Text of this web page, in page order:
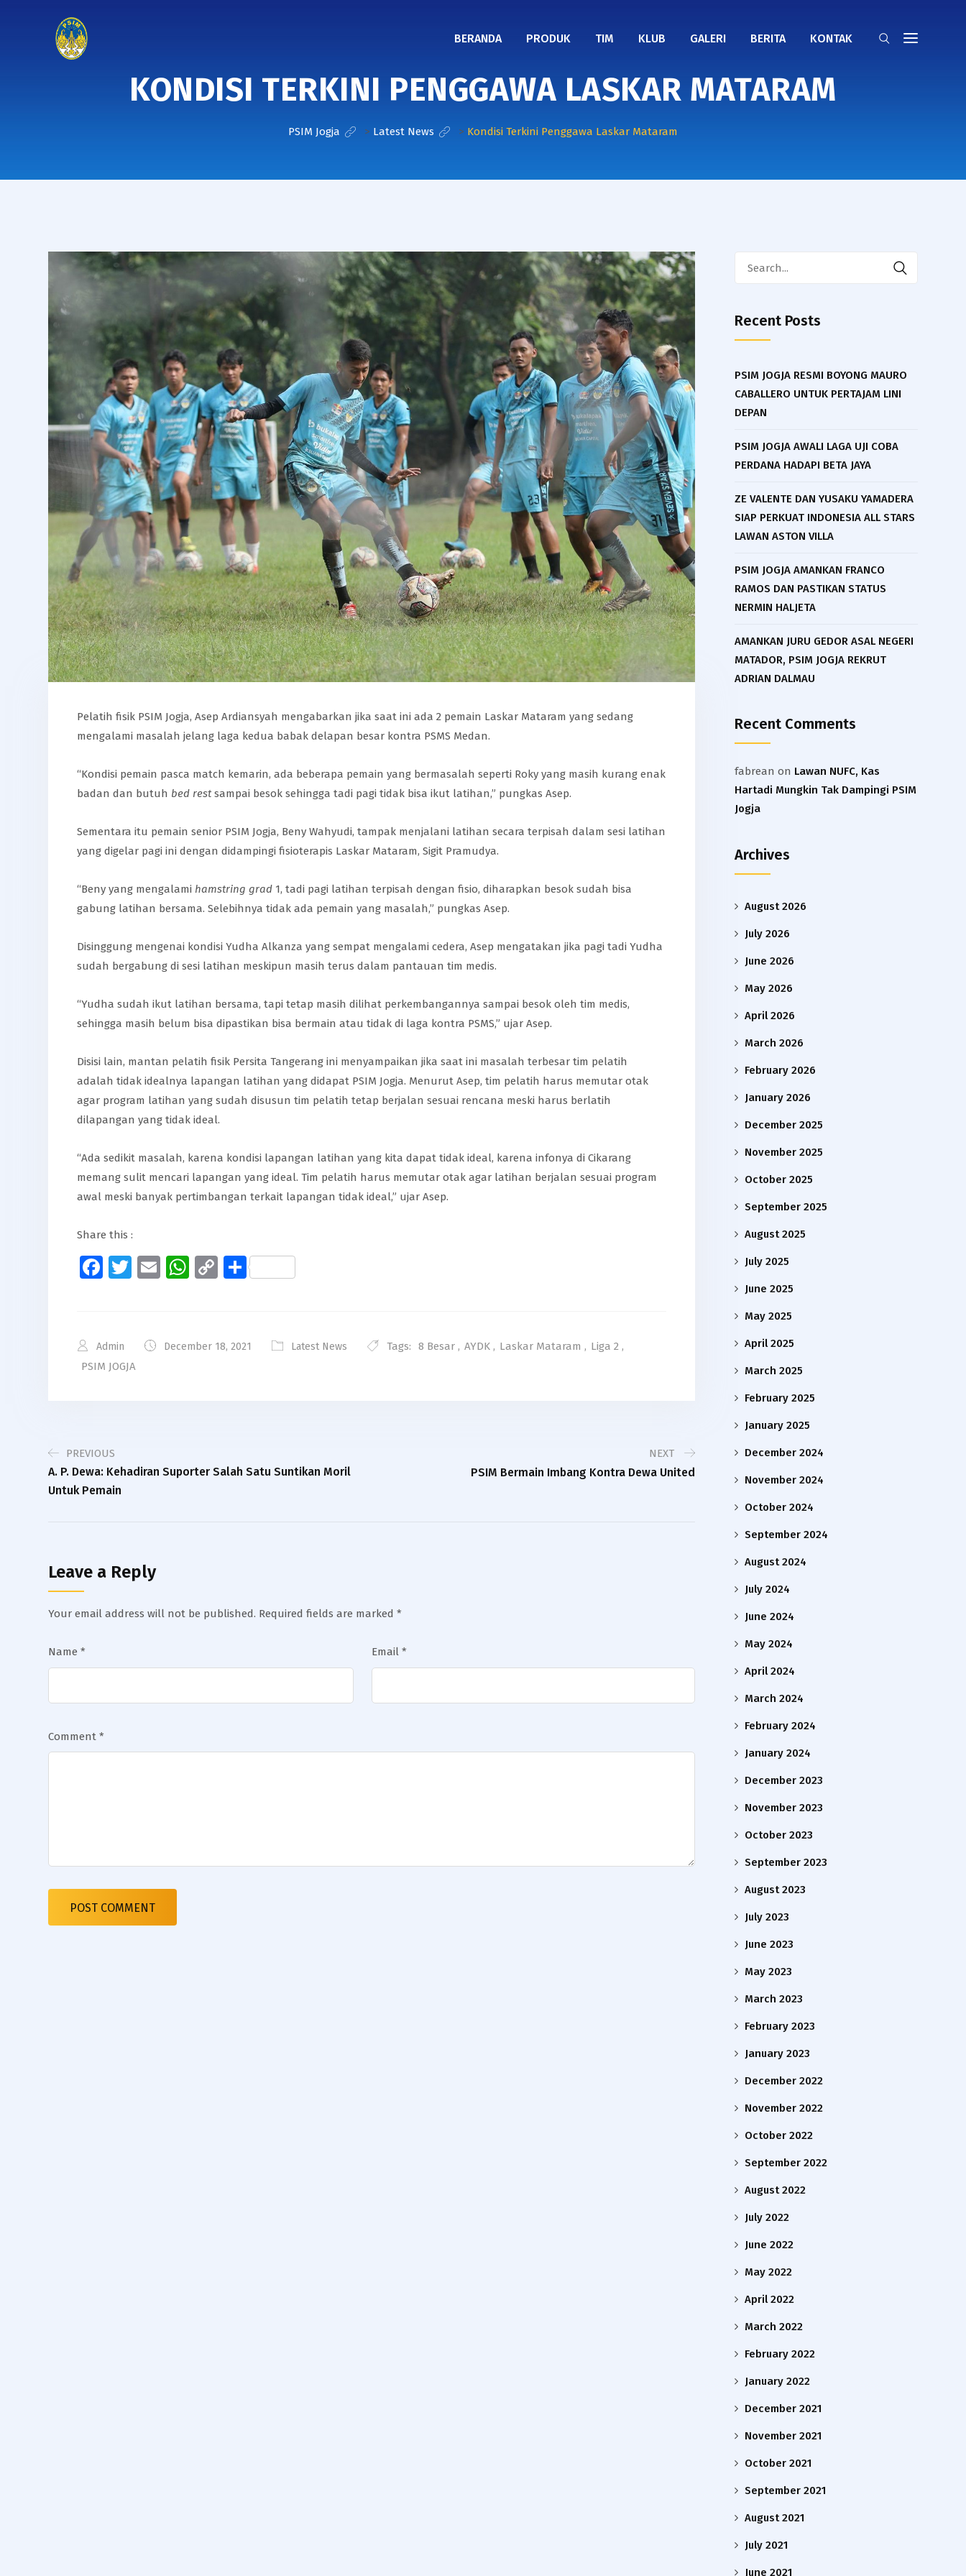
BERANDA PRODUK TIM KLUB GALERI BERITA KONTAK
KONDISI TERKINI PENGGAWA LASKAR MATARAM
PSIM Jogja > Latest News > Kondisi Terkini Penggawa Laskar Mataram
Pelatih fisik PSIM Jogja, Asep Ardiansyah mengabarkan jika saat ini ada 2 pemain Laskar Mataram yang sedang
mengalami masalah jelang laga kedua babak delapan besar kontra PSMS Medan.
“Kondisi pemain pasca match kemarin, ada beberapa pemain yang bermasalah seperti Roky yang masih kurang enak
badan dan butuh bed rest sampai besok sehingga tadi pagi tidak bisa ikut latihan,” pungkas Asep.
Sementara itu pemain senior PSIM Jogja, Beny Wahyudi, tampak menjalani latihan secara terpisah dalam sesi latihan
yang digelar pagi ini dengan didampingi fisioterapis Laskar Mataram, Sigit Pramudya.
“Beny yang mengalami hamstring grad 1, tadi pagi latihan terpisah dengan fisio, diharapkan besok sudah bisa
gabung latihan bersama. Selebihnya tidak ada pemain yang masalah,” pungkas Asep.
Disinggung mengenai kondisi Yudha Alkanza yang sempat mengalami cedera, Asep mengatakan jika pagi tadi Yudha
sudah bergabung di sesi latihan meskipun masih terus dalam pantauan tim medis.
“Yudha sudah ikut latihan bersama, tapi tetap masih dilihat perkembangannya sampai besok oleh tim medis,
sehingga masih belum bisa dipastikan bisa bermain atau tidak di laga kontra PSMS,” ujar Asep.
Disisi lain, mantan pelatih fisik Persita Tangerang ini menyampaikan jika saat ini masalah terbesar tim pelatih
adalah tidak idealnya lapangan latihan yang didapat PSIM Jogja. Menurut Asep, tim pelatih harus memutar otak
agar program latihan yang sudah disusun tim pelatih tetap berjalan sesuai rencana meski harus berlatih
dilapangan yang tidak ideal.
“Ada sedikit masalah, karena kondisi lapangan latihan yang kita dapat tidak ideal, karena infonya di Cikarang
memang sulit mencari lapangan yang ideal. Tim pelatih harus memutar otak agar latihan berjalan sesuai program
awal meski banyak pertimbangan terkait lapangan tidak ideal,” ujar Asep.
Share this :
Facebook
Twitter
EmailWhatsApp
CopyShare
Admin December 18, 2021 Latest News Tags: 8 Besar , AYDK , Laskar Mataram , Liga 2 ,
PSIM JOGJA
PREVIOUS
A. P. Dewa: Kehadiran Suporter Salah Satu Suntikan Moril
Untuk Pemain
NEXT
PSIM Bermain Imbang Kontra Dewa United
Leave a Reply
Your email address will not be published. Required fields are marked *
Name * Email *
Comment *
Recent Posts
PSIM JOGJA RESMI BOYONG MAURO
CABALLERO UNTUK PERTAJAM LINI
DEPAN
PSIM JOGJA AWALI LAGA UJI COBA
PERDANA HADAPI BETA JAYA
ZE VALENTE DAN YUSAKU YAMADERA
SIAP PERKUAT INDONESIA ALL STARS
LAWAN ASTON VILLA
PSIM JOGJA AMANKAN FRANCO
RAMOS DAN PASTIKAN STATUS
NERMIN HALJETA
AMANKAN JURU GEDOR ASAL NEGERI
MATADOR, PSIM JOGJA REKRUT
ADRIAN DALMAU
Recent Comments
fabrean on Lawan NUFC, Kas
Hartadi Mungkin Tak Dampingi PSIM
Jogja
Archives
August 2026
July 2026
June 2026
May 2026
April 2026
March 2026
February 2026
January 2026
December 2025
November 2025
October 2025
September 2025
August 2025
July 2025
June 2025
May 2025
April 2025
March 2025
February 2025
January 2025
December 2024
November 2024
October 2024
September 2024
August 2024
July 2024
June 2024
May 2024
April 2024
March 2024
February 2024
January 2024
December 2023
November 2023
October 2023
September 2023
August 2023
July 2023
June 2023
May 2023
March 2023
February 2023
January 2023
December 2022
November 2022
October 2022
September 2022
August 2022
July 2022
June 2022
May 2022
April 2022
March 2022
February 2022
January 2022
December 2021
November 2021
October 2021
September 2021
August 2021
July 2021
June 2021